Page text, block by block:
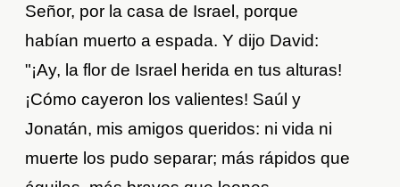
Señor, por la casa de Israel, porque
habían muerto a espada. Y dijo David:
"¡Ay, la flor de Israel herida en tus alturas!
¡Cómo cayeron los valientes! Saúl y
Jonatán, mis amigos queridos: ni vida ni
muerte los pudo separar; más rápidos que